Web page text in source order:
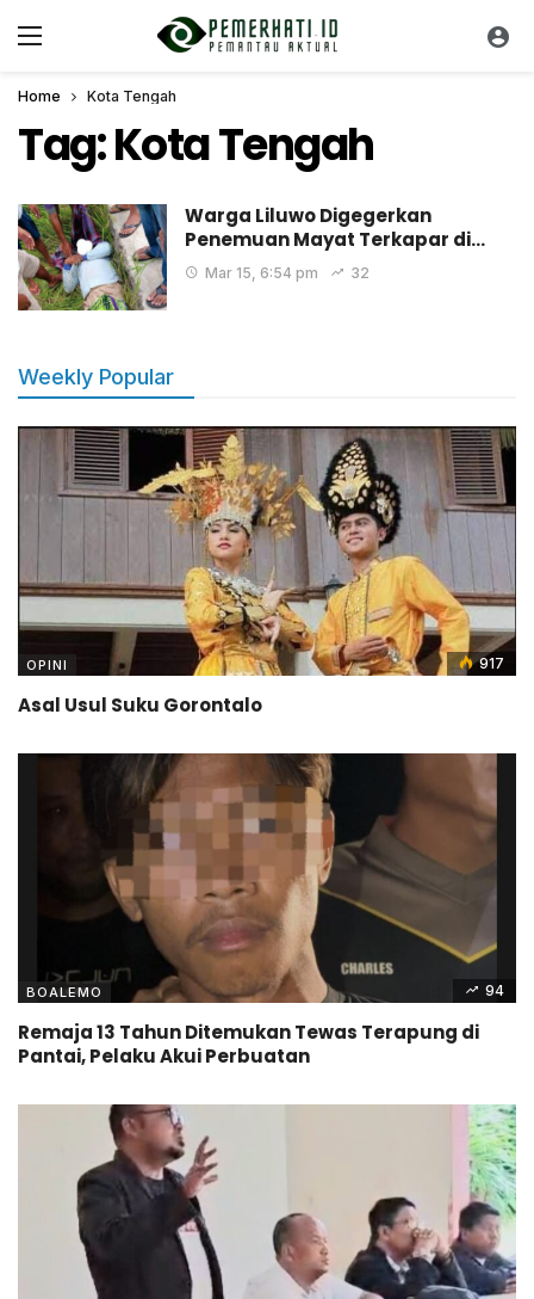
Home Kota Tengah
Tag:Kota Tengah
Warga Liluwo Digegerkan
Penemuan Mayat Terkapar di…
Mar 15, 6:54 pm 32
Weekly Popular
OPINI 917
Asal Usul Suku Gorontalo
BOALEMO 94
Remaja 13 Tahun Ditemukan Tewas Terapung di
Pantai, Pelaku Akui Perbuatan